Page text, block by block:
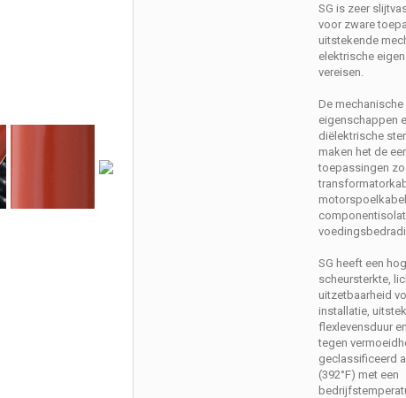
SG is zeer
voor zware
uitstekende
elektrische
vereisen.
De mechanische
eigenschappen
diëlektrische
maken het de
toepassingen
SG heeft een
scheursterkte,
uitzetbaarheid
installatie,
flexlevensduur
tegen
geclassificeerd
(392°F) met een